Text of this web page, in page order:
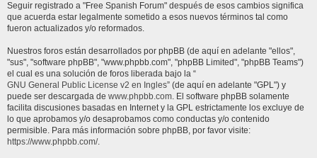
Seguir registrado a "Free Spanish Forum" después de esos cambios significa
que acuerda estar legalmente sometido a esos nuevos términos tal como
fueron actualizados y/o reformados.
Nuestros foros están desarrollados por phpBB (de aquí en adelante "ellos",
"sus", "software phpBB", "www.phpbb.com", "phpBB Limited", "phpBB Teams")
el cual es una solución de foros liberada bajo la “
GNU General Public License v2 en Ingles” (de aquí en adelante "GPL") y
puede ser descargada de www.phpbb.com. El software phpBB solamente
facilita discusiones basadas en Internet y la GPL estrictamente los excluye de
lo que aprobamos y/o desaprobamos como conductas y/o contenido
permisible. Para más información sobre phpBB, por favor visite:
https://www.phpbb.com/.